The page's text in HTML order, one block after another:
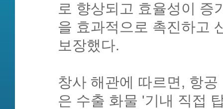
로 향상되고 효율성이 증
을 효과적으로 촉진하고
보장했다.
창사 해관에 따르면, 항
은 수출 화물 '기내 직접